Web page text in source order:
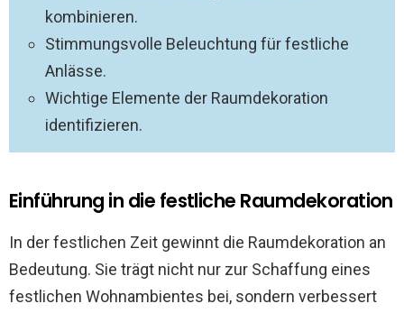
kombinieren.
Stimmungsvolle Beleuchtung für festliche
Anlässe.
Wichtige Elemente der Raumdekoration
identifizieren.
Einführung in die festliche Raumdekoration
In der festlichen Zeit gewinnt die Raumdekoration an
Bedeutung. Sie trägt nicht nur zur Schaffung eines
festlichen Wohnambientes bei, sondern verbessert